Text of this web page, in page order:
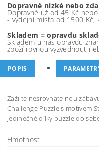
Dopravné nízké nebo
Dopravné už od 45 Kč
- výdejní místa od 1500 Kč,
Skladem = opravdu
Skladem u nás opravdu
zboží rovnou vyzvednout
POPIS
Zažijte nesrovnatelnou
Challenge Puzzle s motivem
Jedinečné dílky puzzle do
Hmotnost